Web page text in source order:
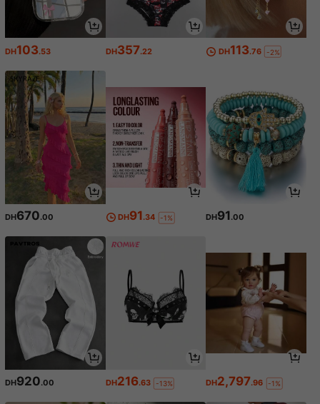
DH103.53 DH357.22 DH113.76 -2%
DH670.00 DH91.34 -1% DH91.00
DH920.00 DH216.63 -13% DH2,797.96 -1%